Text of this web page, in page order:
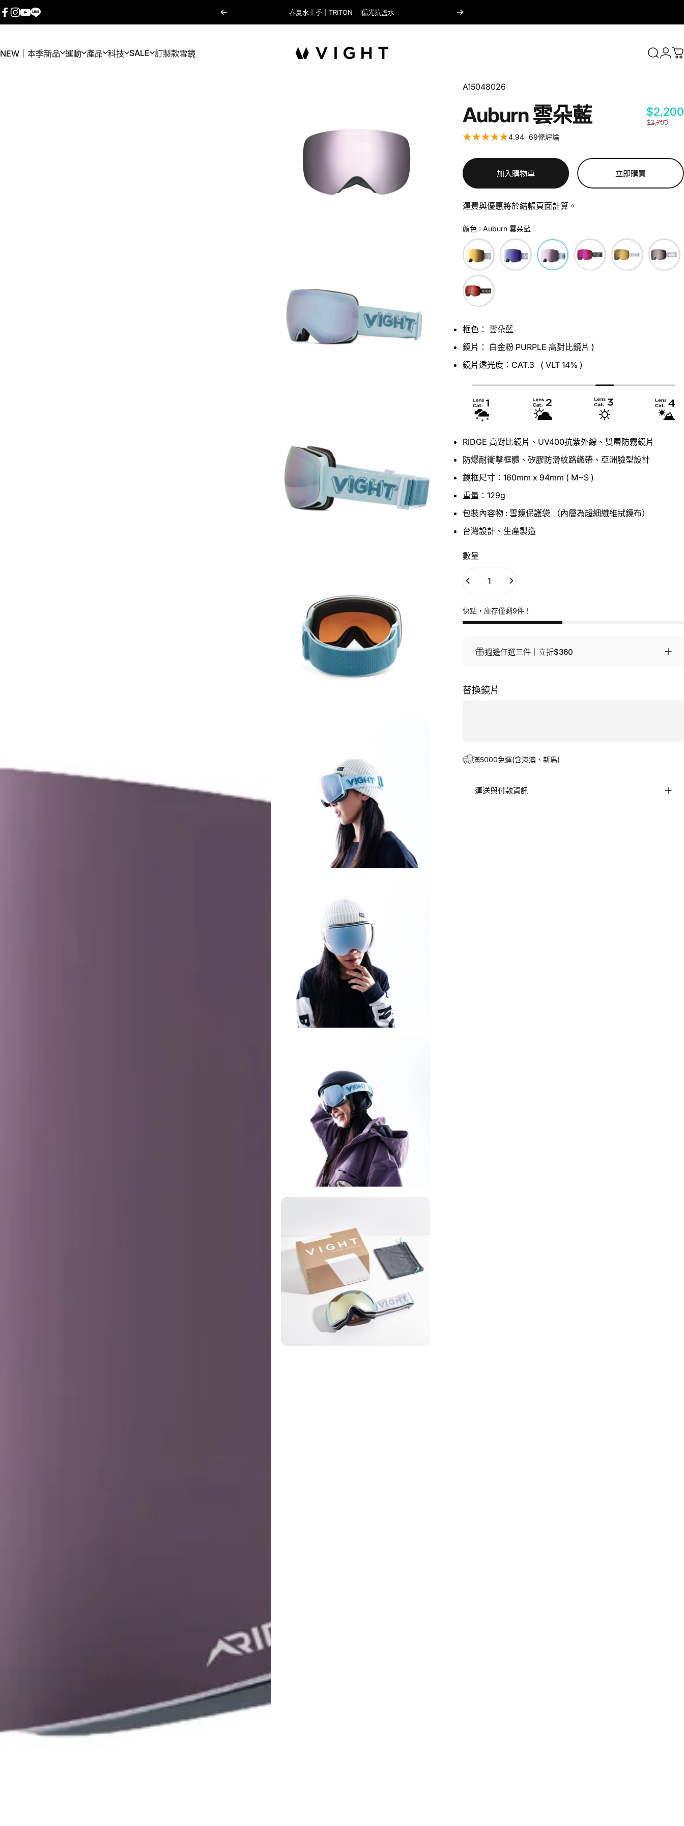
跳至內容
春夏水上季｜TRITON｜ 偏光抗鹽水
NEW｜本季新品 運動 產品 科技 SALE 訂製款雪鏡 VIGHT 搜尋
登入
A15048026
Auburn雲朵藍 $2,200
$2,700
4.94 69條評論
69 總評論數
加入購物車 立即購買
運費與優惠將於結帳頁面計算。
顏色 : Auburn 雲朵藍顏色
框色： 雲朵藍
鏡片： 白金粉 PURPLE 高對比鏡片 )
鏡片透光度：CAT.3
( VLT 14% )
RIDGE 高對比鏡片、UV400抗紫外線、雙層防霧鏡片
防爆耐衝擊框體、矽膠防滑紋路織帶、亞洲臉型設計
鏡框尺寸：160mm x 94mm ( M~S )
重量：129g
包裝內容物 : 雪鏡保護袋（內層為超細纖維拭鏡布）
台灣設計、生產製造
數量
快點，庫存僅剩9件！
週邊任選三件｜立折$360
替換鏡片
滿5000免運(含港澳、新馬)
運送與付款資訊